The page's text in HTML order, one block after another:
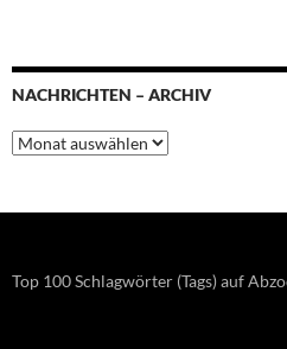
NACHRICHTEN – ARCHIV
Nachrichten
–
Top 100 Schlagwörter (Tags) auf